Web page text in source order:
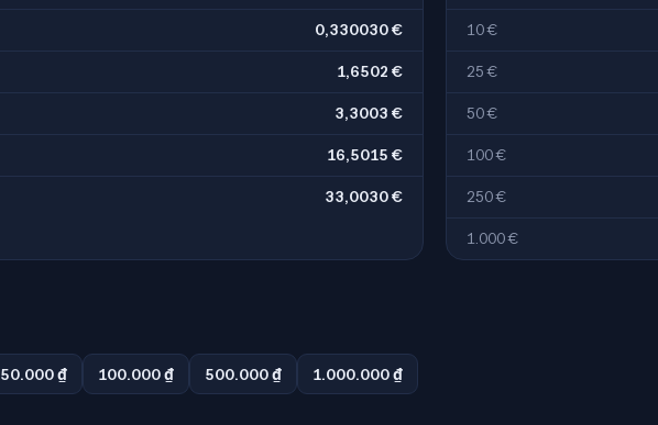
0,330030 €
1,6502 €
3,3003 €
16,5015 €
33,0030 €
10 €
25 €
50 €
100 €
250 €
1.000 €
50.000 ₫ 100.000 ₫ 500.000 ₫ 1.000.000 ₫